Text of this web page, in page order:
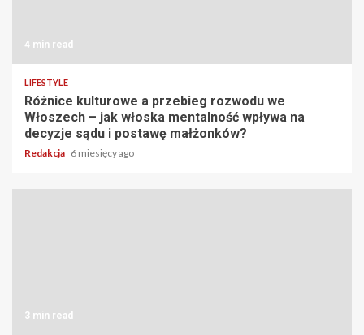
4 min read
LIFESTYLE
Różnice kulturowe a przebieg rozwodu we
Włoszech – jak włoska mentalność wpływa na
decyzje sądu i postawę małżonków?
Redakcja 6 miesięcy ago
3 min read